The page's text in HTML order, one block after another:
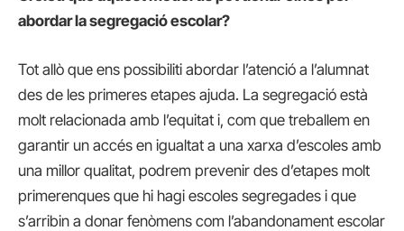
abordar la segregació escolar?
Tot allò que ens possibiliti abordar l’atenció a l’alumnat
des de les primeres etapes ajuda. La segregació està
molt relacionada amb l’equitat i, com que treballem en
garantir un accés en igualtat a una xarxa d’escoles amb
una millor qualitat, podrem prevenir des d’etapes molt
primerenques que hi hagi escoles segregades i que
s’arribin a donar fenòmens com l’abandonament escolar